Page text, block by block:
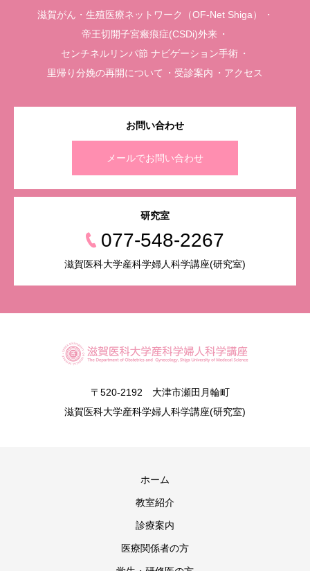
滋賀がん・生殖医療ネットワーク（OF-Net Shiga）
帝王切開子宮瘢痕症(CSDi)外来
センチネルリンパ節 ナビゲーション手術
里帰り分娩の再開について
受診案内 アクセス
お問い合わせ
メールでお問い合わせ
研究室
077-548-2267
滋賀医科大学産科学婦人科学講座(研究室)
〒520-2192 大津市瀬田月輪町
滋賀医科大学産科学婦人科学講座(研究室)
ホーム
教室紹介
診療案内
医療関係者の方